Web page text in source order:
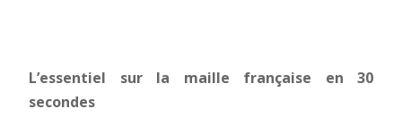
L’essentiel sur la maille française en 30
secondes